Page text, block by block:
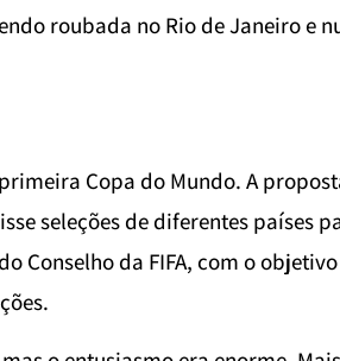
roubada no Rio de Janeiro e
Copa do Mundo. A
seleções de diferentes países
Conselho da FIFA, com o